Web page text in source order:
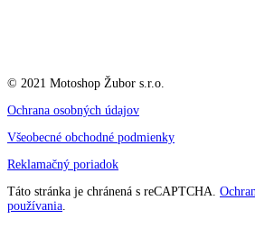
© 2021 Motoshop Žubor s.r.o.
Ochrana osobných údajov
Všeobecné obchodné podmienky
Reklamačný poriadok
Táto stránka je chránená s reCAPTCHA.
používania